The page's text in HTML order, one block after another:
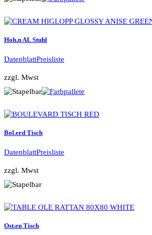
Hoh.n AL Stuhl
DatenblattPreisliste
zzgl. Mwst
Bol.erd Tisch
DatenblattPreisliste
zzgl. Mwst
Ost.en Tisch